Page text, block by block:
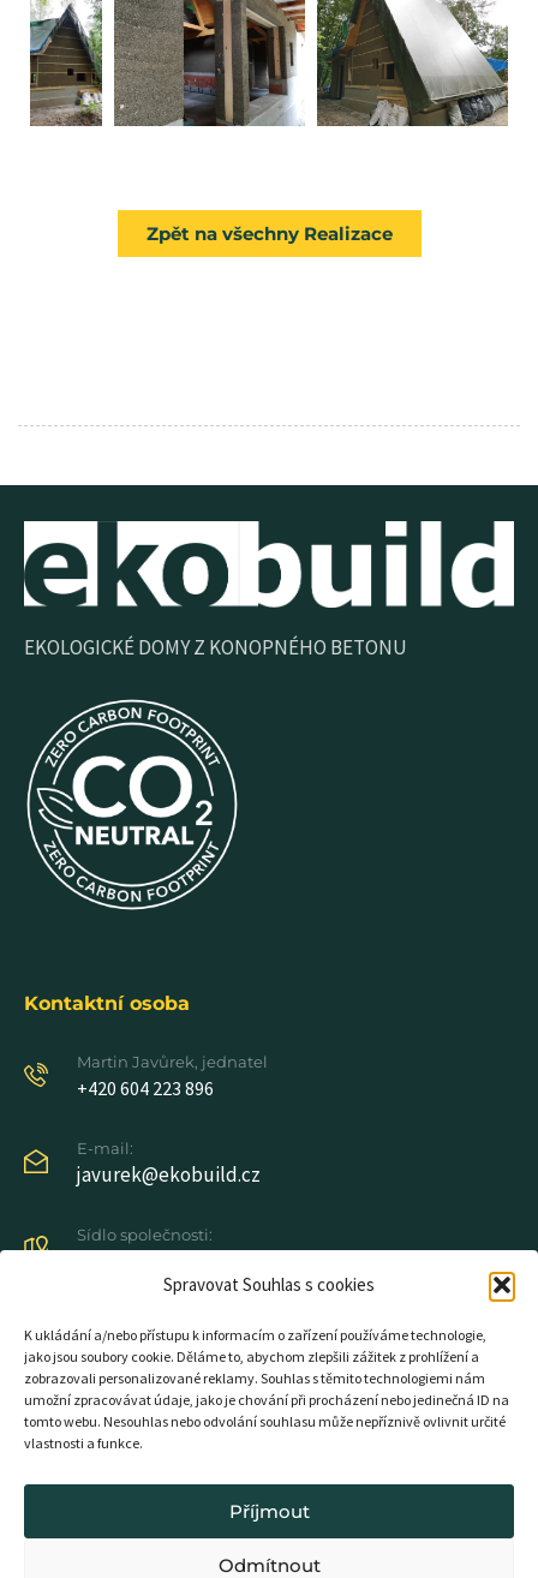
Spravovat Souhlas s cookies
K ukládání a/nebo přístupu k informacím o zařízení používáme technologie,
jako jsou soubory cookie. Děláme to, abychom zlepšili zážitek z prohlížení a
zobrazovali personalizované reklamy. Souhlas s těmito technologiemi nám
umožní zpracovávat údaje, jako je chování při procházení nebo jedinečná ID na
tomto webu. Nesouhlas nebo odvolání souhlasu může nepříznivě ovlivnit určité
vlastnosti a funkce.
Příjmout
Odmítnout
Zpět na všechny Realizace
EKOLOGICKÉ DOMY Z KONOPNÉHO BETONU
Kontaktní osoba
Martin Javůrek, jednatel
+420 604 223 896
E-mail:
javurek@ekobuild.cz
Sídlo společnosti:
Pro návštěvníky
Zelená Harmonie
Konopný beton
O nás